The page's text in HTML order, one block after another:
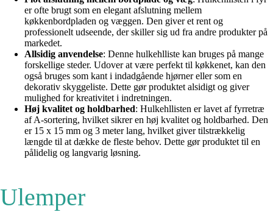
er ofte brugt som en elegant afslutning mellem
køkkenbordpladen og væggen. Den giver et rent og
professionelt udseende, der skiller sig ud fra andre produkter på
markedet.
Allsidig anvendelse: Denne hulkehlliste kan bruges på mange
forskellige steder. Udover at være perfekt til køkkenet, kan den
også bruges som kant i indadgående hjørner eller som en
dekorativ skyggeliste. Dette gør produktet alsidigt og giver
mulighed for kreativitet i indretningen.
Høj kvalitet og holdbarhed: Hulkehllisten er lavet af fyrretræ
af A-sortering, hvilket sikrer en høj kvalitet og holdbarhed. Den
er 15 x 15 mm og 3 meter lang, hvilket giver tilstrækkelig
længde til at dække de fleste behov. Dette gør produktet til en
pålidelig og langvarig løsning.
Ulemper